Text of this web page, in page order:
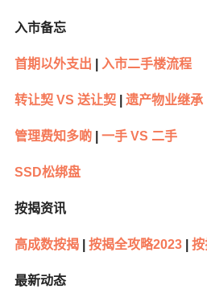
入市备忘
首期以外支出 入市二手楼流程
转让契 VS 送让契| 遗产物业继承
管理费知多啲| 一手 VS 二手
SSD松绑盘
按揭资讯
高成数按揭| 按揭全攻略2023| 按
最新动态